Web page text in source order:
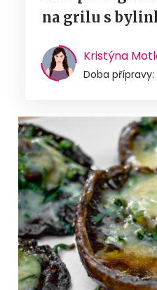
na grilu s
Kristýna
Doba